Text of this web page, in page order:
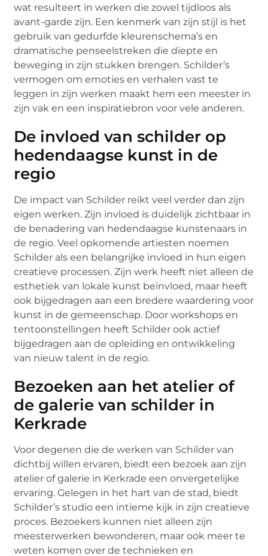
wat resulteert in werken die zowel tijdloos als
avant-garde zijn. Een kenmerk van zijn stijl is het
gebruik van gedurfde kleurenschema’s en
dramatische penseelstreken die diepte en
beweging in zijn stukken brengen. Schilder’s
vermogen om emoties en verhalen vast te
leggen in zijn werken maakt hem een meester in
zijn vak en een inspiratiebron voor vele anderen.
De invloed van schilder op
hedendaagse kunst in de
regio
De impact van Schilder reikt veel verder dan zijn
eigen werken. Zijn invloed is duidelijk zichtbaar in
de benadering van hedendaagse kunstenaars in
de regio. Veel opkomende artiesten noemen
Schilder als een belangrijke invloed in hun eigen
creatieve processen. Zijn werk heeft niet alleen de
esthetiek van lokale kunst beïnvloed, maar heeft
ook bijgedragen aan een bredere waardering voor
kunst in de gemeenschap. Door workshops en
tentoonstellingen heeft Schilder ook actief
bijgedragen aan de opleiding en ontwikkeling
van nieuw talent in de regio.
Bezoeken aan het atelier of
de galerie van schilder in
Kerkrade
Voor degenen die de werken van Schilder van
dichtbij willen ervaren, biedt een bezoek aan zijn
atelier of galerie in Kerkrade een onvergetelijke
ervaring. Gelegen in het hart van de stad, biedt
Schilder’s studio een intieme kijk in zijn creatieve
proces. Bezoekers kunnen niet alleen zijn
meesterwerken bewonderen, maar ook meer te
weten komen over de technieken en